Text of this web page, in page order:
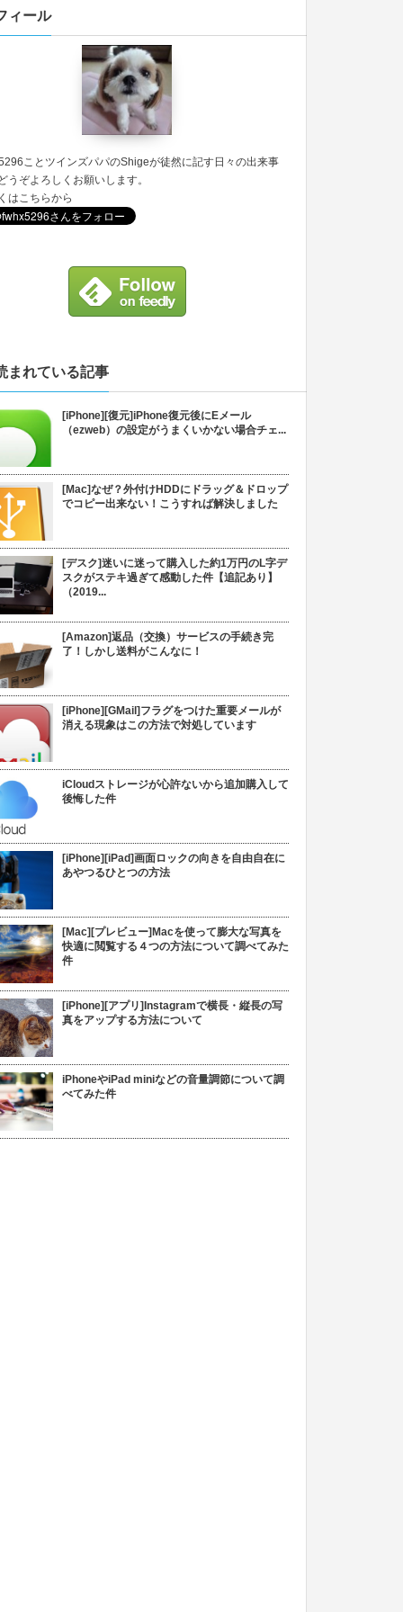
ィール
ことツインズパパのShigeが徒然に記す日々の出来事
うぞよろしくお願いします。
はこちらから
まれている記事
[iPhone][復元]iPhone復元後にEメール
（ezweb）の設定がうまくいかない場合チェ...
[Mac]なぜ？外付けHDDにドラッグ＆ドロップ
でコピー出来ない！こうすれば解決しました
[デスク]迷いに迷って購入した約1万円のL字デ
スクがステキ過ぎて感動した件【追記あり】
（2019...
[Amazon]返品（交換）サービスの手続き完
了！しかし送料がこんなに！
[iPhone][GMail]フラグをつけた重要メールが
消える現象はこの方法で対処しています
iCloudストレージが心許ないから追加購入して
後悔した件
[iPhone][iPad]画面ロックの向きを自由自在に
あやつるひとつの方法
[Mac][プレビュー]Macを使って膨大な写真を
快適に閲覧する４つの方法について調べてみた
件
[iPhone][アプリ]Instagramで横長・縦長の写
真をアップする方法について
iPhoneやiPad miniなどの音量調節について調
べてみた件